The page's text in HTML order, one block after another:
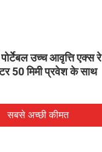
उच्च आवृत्ति एक्स रे
50 मिमी प्रवेश के साथ
सबसे अच्छी कीमत